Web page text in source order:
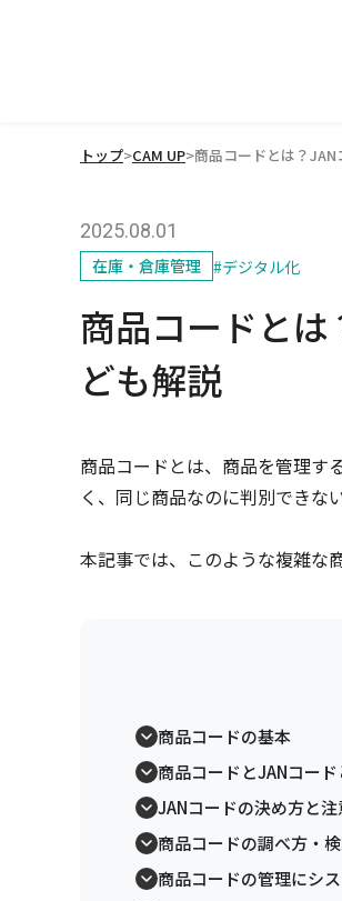
トップ>CAM UP>商品コードとは？
2025.08.01
在庫・倉庫管理 #デジタル化
商品コードと
ども解説
商品コードとは、商品を管理す
く、同じ商品なのに判別できな
本記事では、このような複雑な
商品コードの基本
商品コードとJANコー
JANコードの決め方と注
商品コードの調べ方・
商品コードの管理にシ